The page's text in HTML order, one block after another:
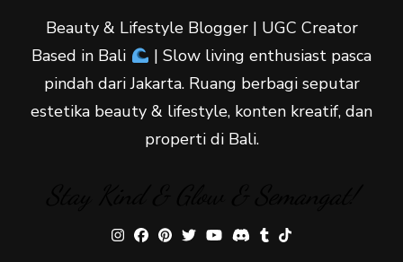
Beauty & Lifestyle Blogger | UGC Creator
Based in Bali
| Slow living enthusiast pasca
pindah dari Jakarta. Ruang berbagi seputar
estetika beauty & lifestyle, konten kreatif, dan
properti di Bali.